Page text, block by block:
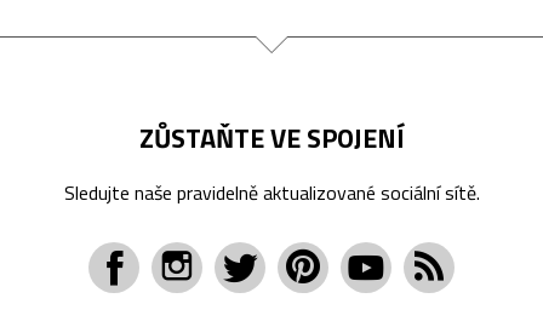
ZŮSTAŇTE VE SPOJENÍ
Sledujte naše pravidelně aktualizované sociální sítě.